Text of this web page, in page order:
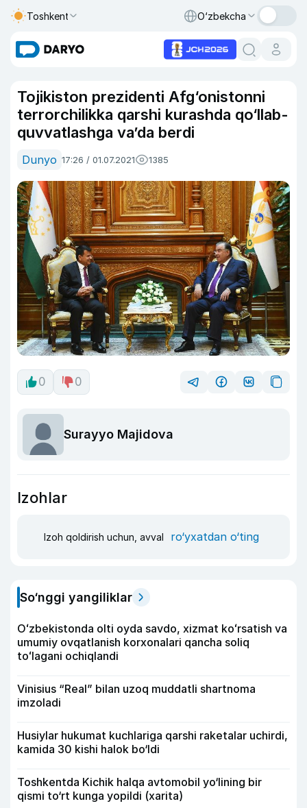
Toshkent O‘zbekcha
Tojikiston prezidenti Afg‘onistonni
terrorchilikka qarshi kurashda qo‘llab-
quvvatlashga va’da berdi
Dunyo 17:26 / 01.07.2021 1385
0 0
Surayyo Majidova
Izohlar
Izoh qoldirish uchun, avval ro‘yxatdan o‘ting
So‘nggi yangiliklar
Oʻzbekistonda olti oyda savdo, xizmat koʻrsatish va
umumiy ovqatlanish korxonalari qancha soliq
toʻlagani ochiqlandi
Vinisius “Real” bilan uzoq muddatli shartnoma
imzoladi
Husiylar hukumat kuchlariga qarshi raketalar uchirdi,
kamida 30 kishi halok bo‘ldi
Toshkentda Kichik halqa avtomobil yo‘lining bir
qismi to‘rt kunga yopildi (xarita)